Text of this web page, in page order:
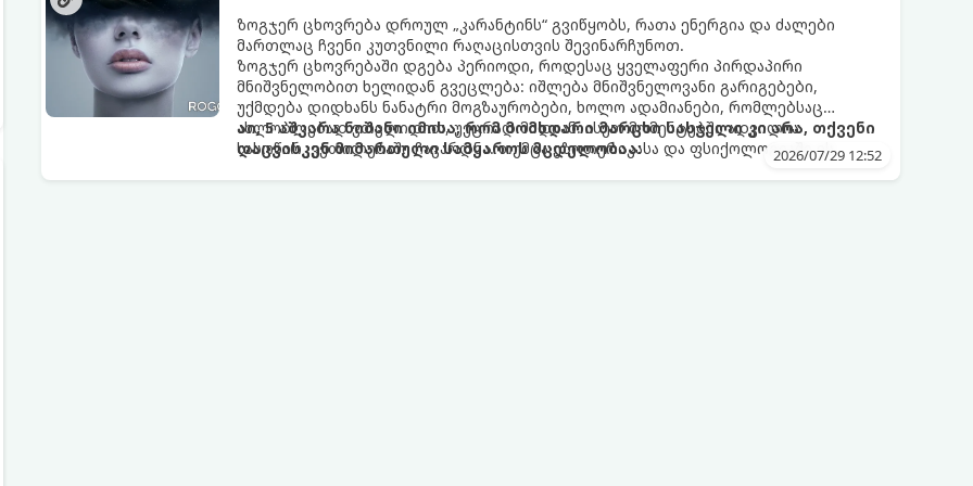
ზოგჯერ ცხოვრება დროულ „კარანტინს“ გვიწყობს, რათა ენერგია და ძალები
მართლაც ჩვენი კუთვნილი რაღაცისთვის შევინარჩუნოთ.
ზოგჯერ ცხოვრებაში დგება პერიოდი, როდესაც ყველაფერი პირდაპირი
მნიშვნელობით ხელიდან გვეცლება: იშლება მნიშვნელოვანი გარიგებები,
უქმდება დიდხანს ნანატრი მოგზაურობები, ხოლო ადამიანები, რომლებსაც
ახლობლებად ვთვლიდით, უეცრად მიდიან. ასეთ მომენტებში ადვილია
სასოწარკვეთილებაში ჩავარდნა. თუმცა ეზოთერიკასა და ფსიქოლოგიაში ეს
აი, 5 აშკარა ნიშანი იმისა, რომ მომხდარი მარცხი სასჯელი კი არა, თქვენი
დაცვისკენ მიმართული სამყაროს მცდელობაა:
2026/07/29 12:52